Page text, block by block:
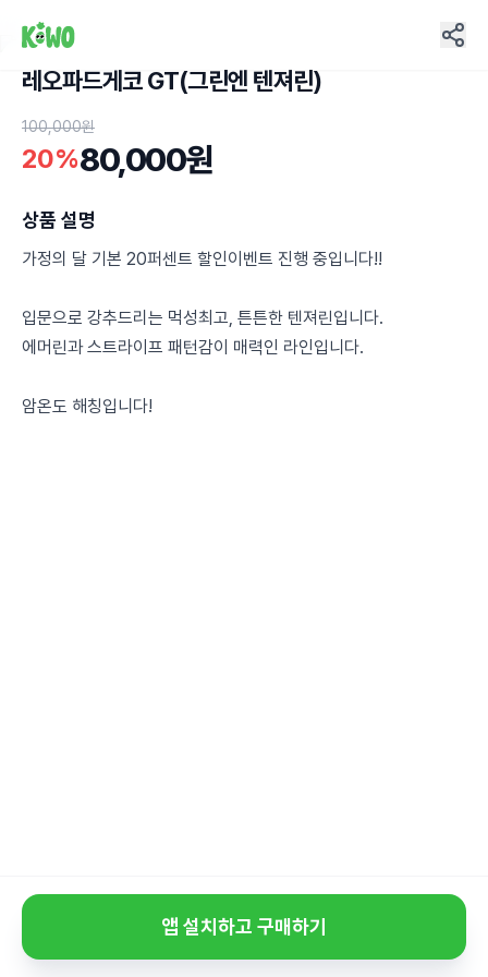
레오파드게코 GT(그린엔 텐져린)
100,000원
20%80,000원
상품 설명
가정의 달 기본 20퍼센트 할인이벤트 진행 중입니다!!
입문으로 강추드리는 먹성최고, 튼튼한 텐져린입니다.
에머린과 스트라이프 패턴감이 매력인 라인입니다.
암온도 해칭입니다!
앱 설치하고 구매하기